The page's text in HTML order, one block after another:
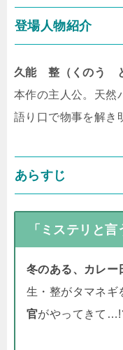
登場人物紹介
久能 整（くのう と
本作の主人公。天然
語り口で物事を解き
あらすじ
「ミステリと
冬のある、カレー
生・整がタマネ
官がやってきて